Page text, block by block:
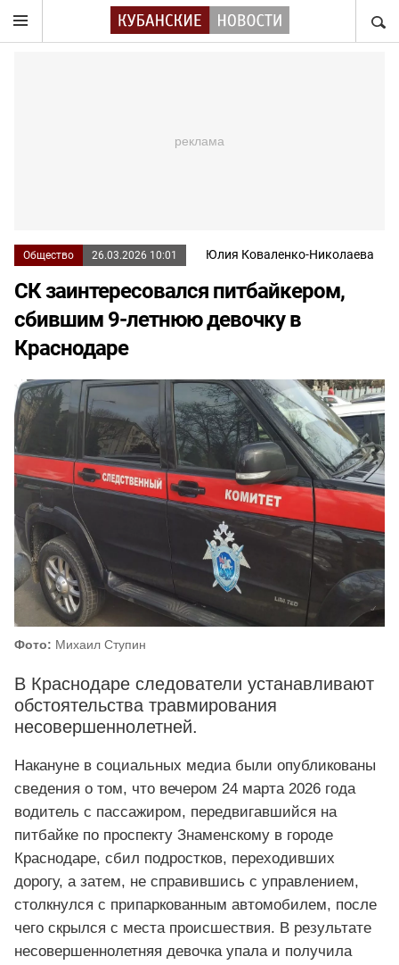
Общество 26.03.2026 10:01 Юлия Коваленко-Николаева
СК заинтересовался питбайкером,
сбившим 9-летнюю девочку в
Краснодаре
Фото: Михаил Ступин
В Краснодаре следователи устанавливают
обстоятельства травмирования
несовершеннолетней.
Накануне в социальных медиа были опубликованы
сведения о том, что вечером 24 марта 2026 года
водитель с пассажиром, передвигавшийся на
питбайке по проспекту Знаменскому в городе
Краснодаре, сбил подростков, переходивших
дорогу, а затем, не справившись с управлением,
столкнулся с припаркованным автомобилем, после
чего скрылся с места происшествия. В результате
несовершеннолетняя девочка упала и получила